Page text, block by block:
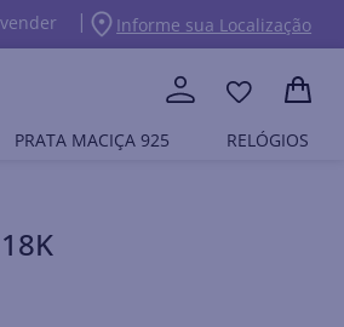
Informe sua Localização
PRATA MACIÇA 925 RELÓGIOS